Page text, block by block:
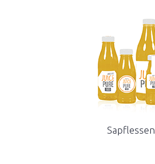
Sapflessen